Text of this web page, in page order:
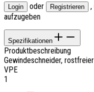
Login oder Registrieren
,
aufzugeben
Spezifikationen
Produktbeschreibung
Gewindeschneider,
VPE
1